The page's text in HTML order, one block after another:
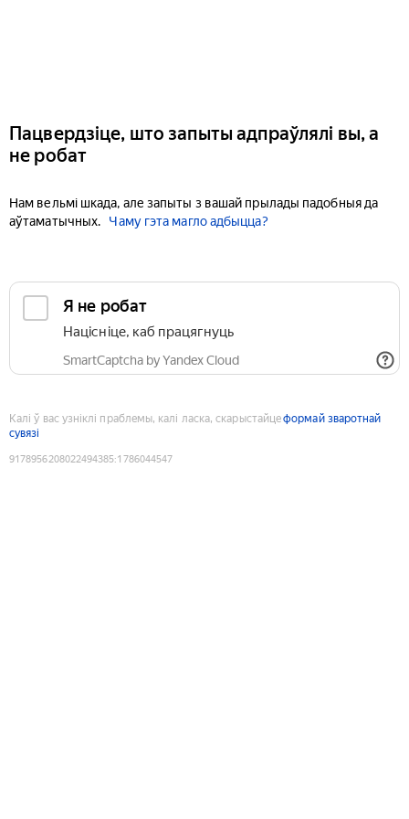
Пацвердзіце, што запыты адпраўлялі вы, а
не робат
Нам вельмі шкада, але запыты з вашай прылады падобныя да
аўтаматычных.
Чаму гэта магло адбыцца?
Я не робат
Націсніце, каб працягнуць
SmartCaptcha by Yandex Cloud
Калі ў вас узніклі праблемы, калі ласка, скарыстайцеформай зваротнай
сувязі
9178956208022494385:1786044547